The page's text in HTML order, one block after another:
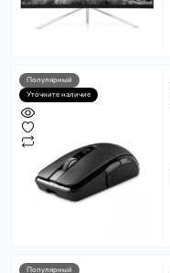
Популярный
Уточните наличие
Популярный